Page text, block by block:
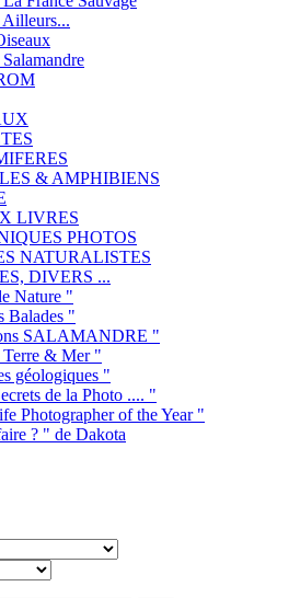
& AMPHIBIENS
LIVRES
PHOTOS
NATURALISTES
DIVERS ...
Nature "
Balades "
SALAMANDRE "
Terre & Mer "
géologiques "
de la Photo .... "
Photographer of the Year "
? " de Dakota